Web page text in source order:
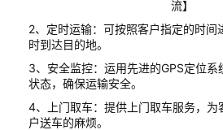
2、定时运输：可按照客户指定的时间
时到达目的地。
3、安全监控：运用先进的GPS定位
状态，确保运输安全。
4、上门取车：提供上门取车服务，为
户送车的麻烦。